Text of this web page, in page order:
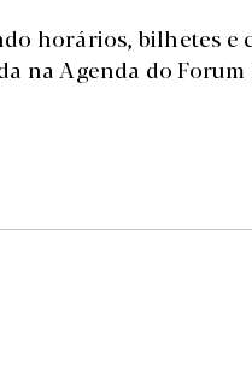
horários, bilhetes e
na Agenda do Forum